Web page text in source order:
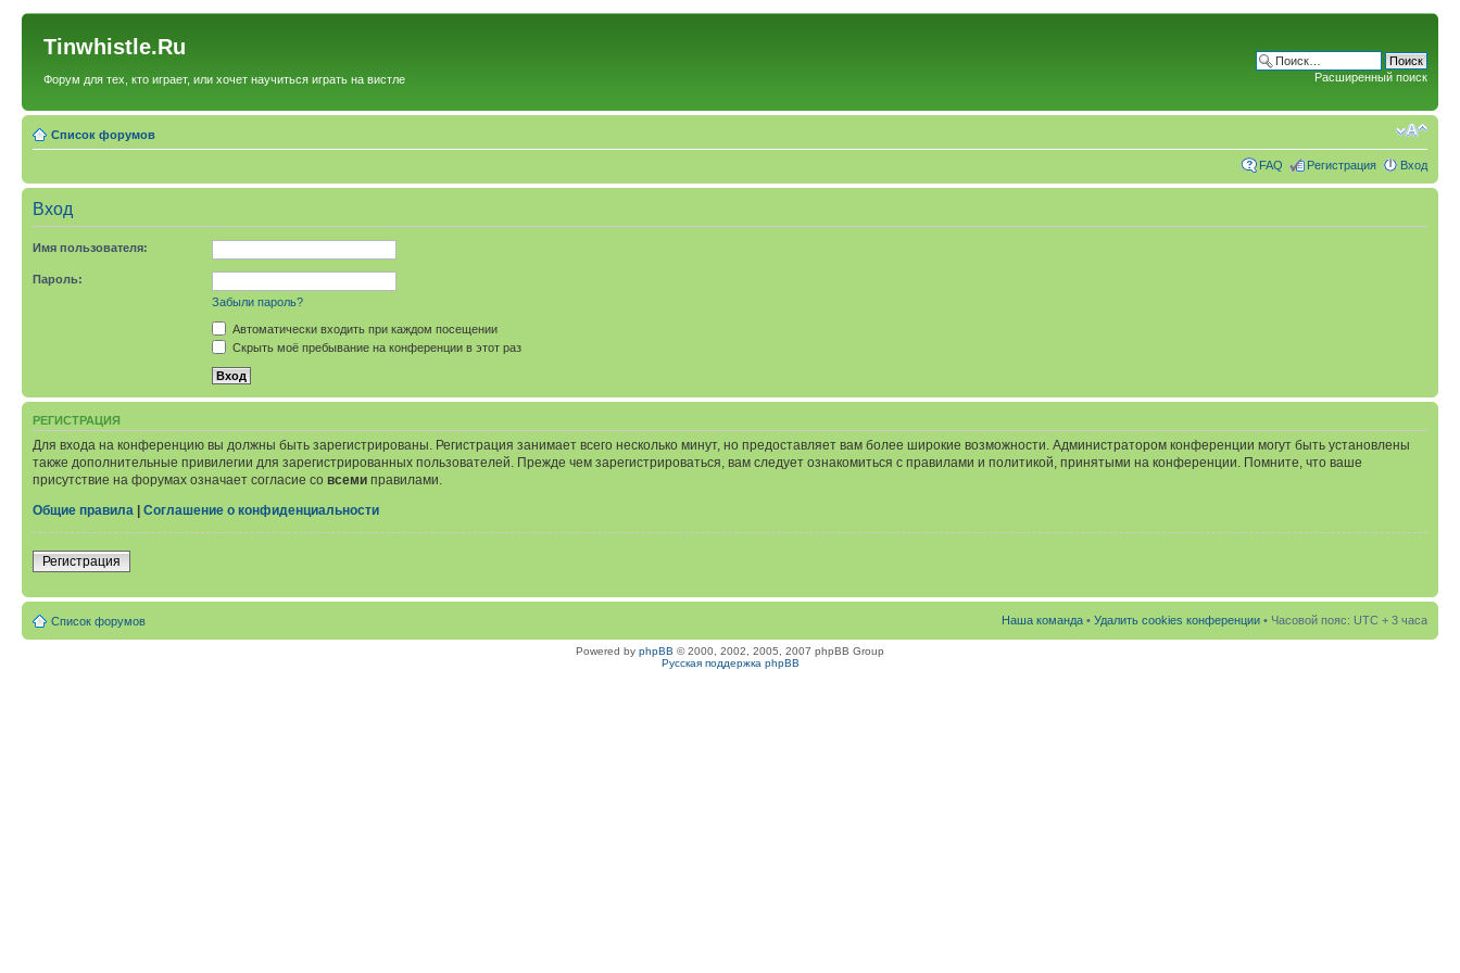
Tinwhistle.Ru
Форум для тех, кто играет, или хочет научиться играть на вистле Расширенный поиск
Список форумов
FAQ Регистрация Вход
Вход
Имя пользователя:
Пароль:
Забыли пароль?
Автоматически входить при каждом посещении
Скрыть моё пребывание на конференции в этот раз
РЕГИСТРАЦИЯ
Для входа на конференцию вы должны быть зарегистрированы. Регистрация занимает всего несколько минут, но предоставляет вам более широкие возможности. Администратором конференции могут быть установлены
также дополнительные привилегии для зарегистрированных пользователей. Прежде чем зарегистрироваться, вам следует ознакомиться с правилами и политикой, принятыми на конференции. Помните, что ваше
присутствие на форумах означает согласие со всеми правилами.
Общие правила
Соглашение о конфиденциальности
Регистрация
Список форумов Наша команда • Удалить cookies конференции • Часовой пояс: UTC + 3 часа
Powered by phpBB © 2000, 2002, 2005, 2007 phpBB Group
Русская поддержка phpBB